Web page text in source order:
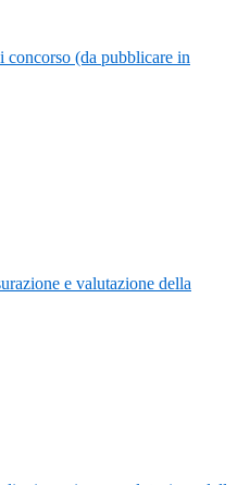
concorso (da pubblicare in
e valutazione della